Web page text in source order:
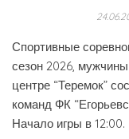
Спортивные
сезон 2026,
центре “Теремок”
команд ФК
Начало игры в 12:00.